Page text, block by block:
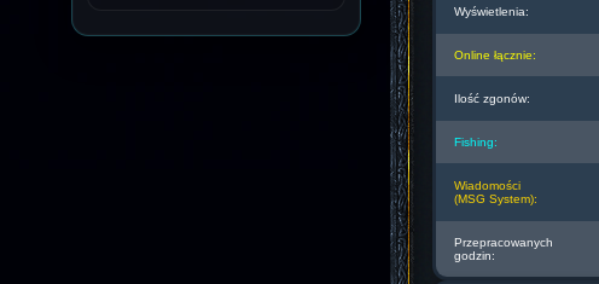
Wyświetlenia:
Online łącznie:
Ilość zgonów:
Fishing:
Wiadomości
(MSG System):
Przepracowanych
godzin: